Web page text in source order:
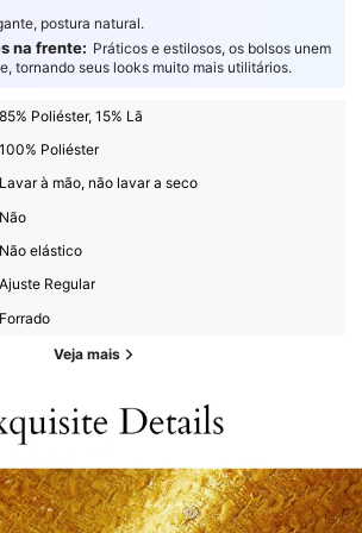
postura natural.
na frente: Práticos e estilosos, os bolsos unem
tornando seus looks muito mais utilitários.
85% Poliéster, 15% Lã
100% Poliéster
Lavar à mão, não lavar a seco
Não
Não elástico
Ajuste Regular
Forrado
Veja mais